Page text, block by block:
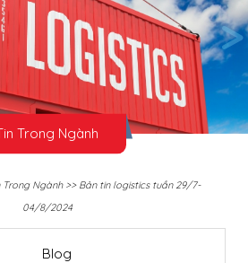
>
Trong Ngành
Trong Ngành>> Bản tin logistics tuần 29/7-
04/8/2024
Blog